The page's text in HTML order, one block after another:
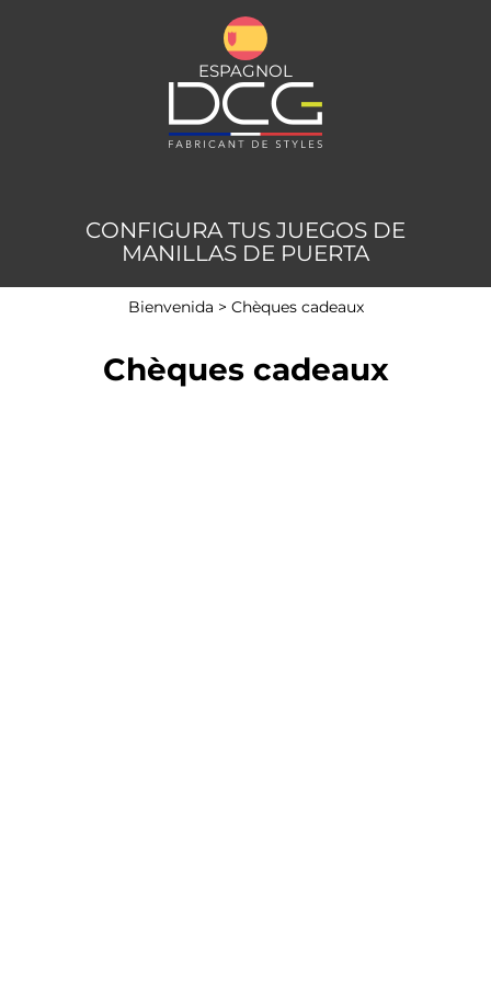
CONFIGURA TUS JUEGOS DE
MANILLAS DE PUERTA
ESPAGNOL
Bienvenida > Chèques cadeaux
Chèques cadeaux